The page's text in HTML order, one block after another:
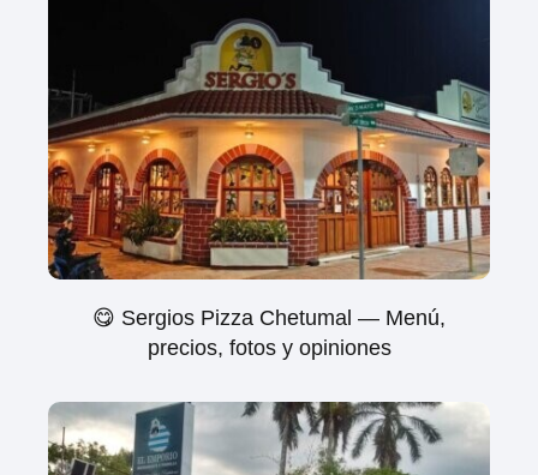
😋 Sergios Pizza Chetumal — Menú,
precios, fotos y opiniones